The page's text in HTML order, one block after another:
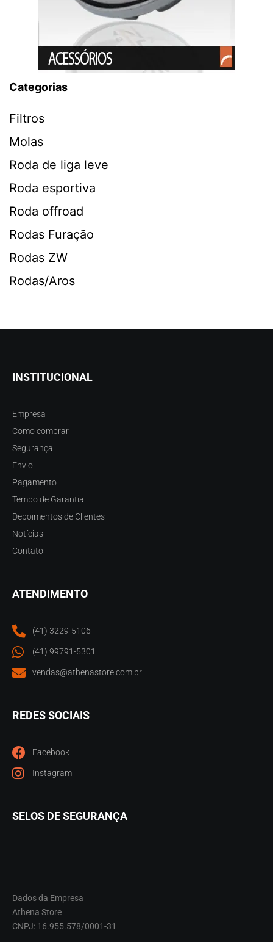
Categorias
Filtros
Molas
Roda de liga leve
Roda esportiva
Roda offroad
Rodas Furação
Rodas ZW
Rodas/Aros
INSTITUCIONAL
Empresa
Como comprar
Segurança
Envio
Pagamento
Tempo de Garantia
Depoimentos de Clientes
Notícias
Contato
ATENDIMENTO
(41) 3229-5106
(41) 99791-5301
vendas@athenastore.com.br
REDES SOCIAIS
Facebook
Instagram
SELOS DE SEGURANÇA
Dados da Empresa
Athena Store
CNPJ: 16.955.578/0001-31